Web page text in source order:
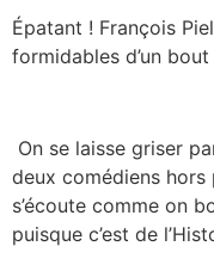
Épatant ! François
formidables d’un bout
On se laisse griser
deux comédiens hors
s’écoute comme on
puisque c’est de